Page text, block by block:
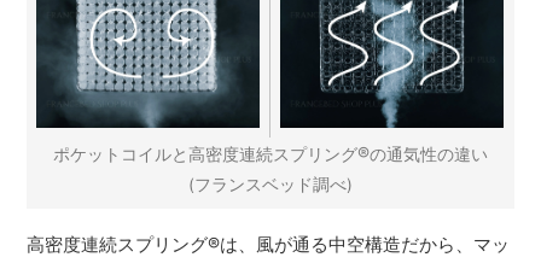
ポケットコイルと高密度連続スプリング®の通気性の違い
(フランスベッド調べ)
高密度連続スプリング®は、風が通る中空構造だから、マッ